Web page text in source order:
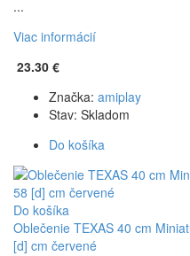
...
Viac informácií
23.30 €
Značka: amiplay
Stav: Skladom
Do košíka
Do košíka
Oblečenie TEXAS 40 cm
[d] cm červené